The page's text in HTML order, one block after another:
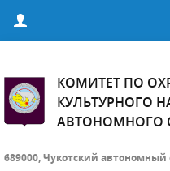
КОМИТЕТ ПО
КУЛЬТУРНОГО
АВТОНОМНОГО
689000, Чукотский автономный